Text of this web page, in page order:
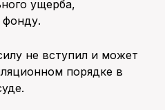
ущерба,
фонду.
не вступил и может
порядке в